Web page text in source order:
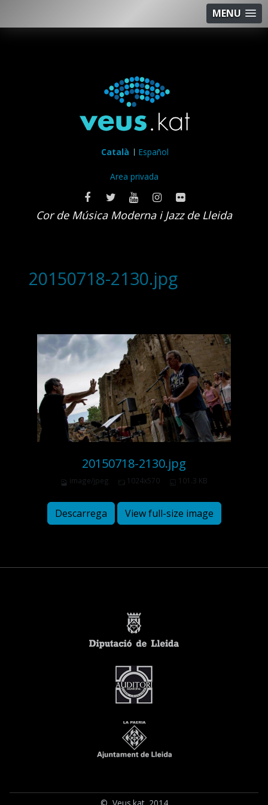
MENU
Català Español
Area privada
Cor de Música Moderna i Jazz de Lleida
20150718-2130.jpg
20150718-2130.jpg
image/jpeg 1024x570 101.3 KB
Descarrega View full-size image